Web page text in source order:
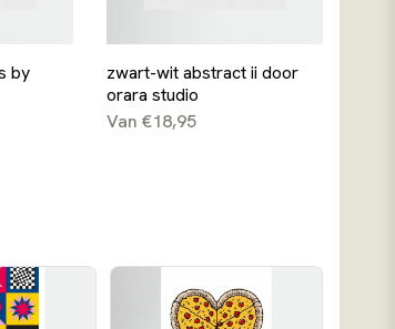
by
zwart-wit abstract ii door
orara studio
Van €18,95